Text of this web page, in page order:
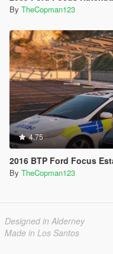
By TheCopman123
4.75
2016 BTP Ford Focus Estate
By TheCopman123
Designed in Alderney
Made in Los Santos